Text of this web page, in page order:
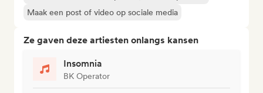
Maak een post of video op sociale media
Ze gaven deze artiesten onlangs kansen
Insomnia
BK Operator